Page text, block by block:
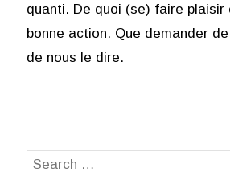
quanti. De quoi (se) faire plaisir
bonne action. Que demander
de nous le dire.
Search